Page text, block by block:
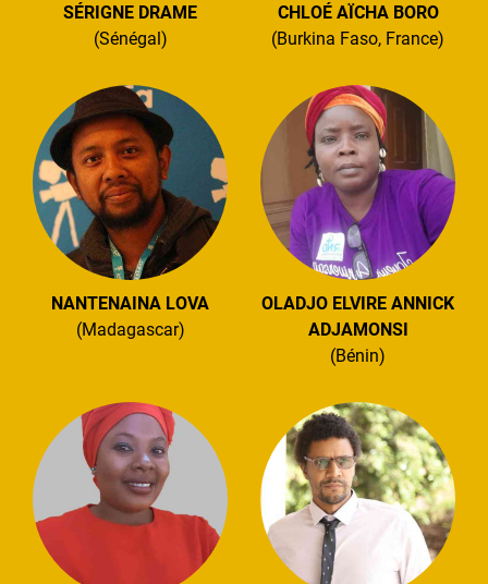
SÉRIGNE DRAME
(Sénégal)
CHLOÉ AÏCHA BORO
(Burkina Faso, France)
NANTENAINA LOVA
(Madagascar)
OLADJO ELVIRE ANNICK
ADJAMONSI
(Bénin)